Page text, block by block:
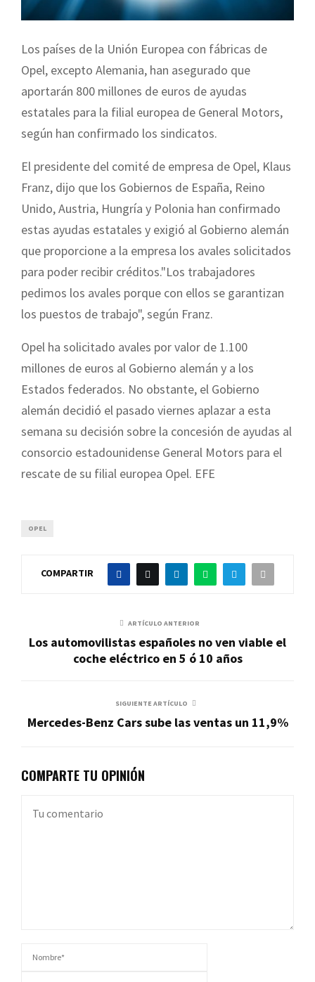
Los países de la Unión Europea con fábricas de
Opel, excepto Alemania, han asegurado que
aportarán 800 millones de euros de ayudas
estatales para la filial europea de General Motors,
según han confirmado los sindicatos.
El presidente del comité de empresa de Opel, Klaus
Franz, dijo que los Gobiernos de España, Reino
Unido, Austria, Hungría y Polonia han confirmado
estas ayudas estatales y exigió al Gobierno alemán
que proporcione a la empresa los avales solicitados
para poder recibir créditos."Los trabajadores
pedimos los avales porque con ellos se garantizan
los puestos de trabajo", según Franz.
Opel ha solicitado avales por valor de 1.100
millones de euros al Gobierno alemán y a los
Estados federados. No obstante, el Gobierno
alemán decidió el pasado viernes aplazar a esta
semana su decisión sobre la concesión de ayudas al
consorcio estadounidense General Motors para el
rescate de su filial europea Opel. EFE
OPEL
COMPARTIR
ARTÍCULO ANTERIOR
Los automovilistas españoles no ven viable el
coche eléctrico en 5 ó 10 años
SIGUIENTE ARTÍCULO
Mercedes-Benz Cars sube las ventas un 11,9%
COMPARTE TU OPINIÓN